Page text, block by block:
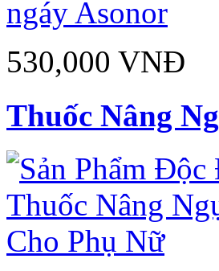
530,000 VNĐ
Thuốc Nâng